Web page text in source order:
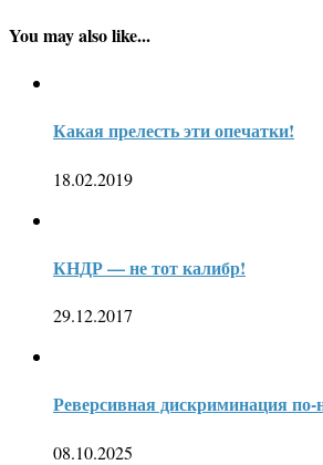
You may also like...
Какая прелесть эти опечатки!
18.02.2019
КНДР — не тот калибр!
29.12.2017
Реверсивная дискриминация по-
08.10.2025